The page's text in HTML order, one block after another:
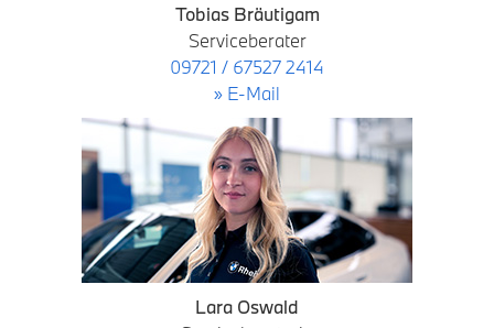
Tobias Bräutigam
Serviceberater
09721 / 67527 2414
» E-Mail
Lara Oswald